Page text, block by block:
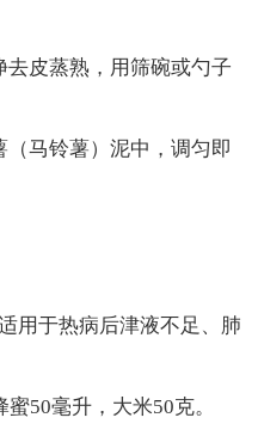
皮蒸熟，用筛碗或勺子
马铃薯）泥中，调匀即
于热病后津液不足、肺
50毫升，大米50克。